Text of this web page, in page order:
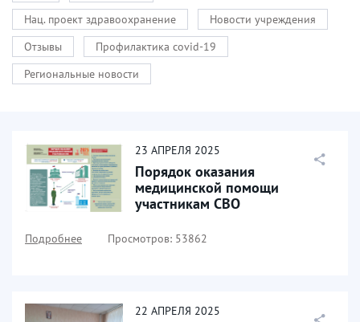
Нац. проект здравоохранение
Новости учреждения
Отзывы
Профилактика covid-19
Региональные новости
23 АПРЕЛЯ 2025
Порядок оказания
медицинской помощи
участникам СВО
Подробнее Просмотров: 53862
22 АПРЕЛЯ 2025